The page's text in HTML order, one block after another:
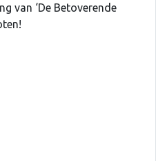
van ‘De Betoverende